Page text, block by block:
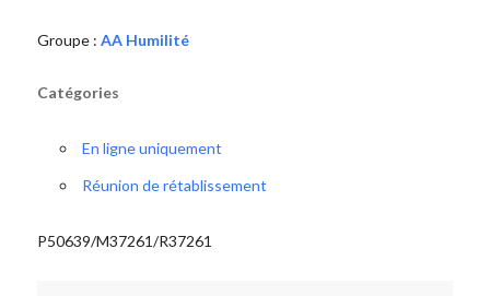
Groupe : AA Humilité
Catégories
En ligne uniquement
Réunion de rétablissement
P50639/M37261/R37261